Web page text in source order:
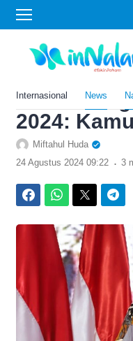
Internasional News
Home›Nasional
Tenaga
Batal
2024:
Miftahul Huda
24 Agustus 2024 09:22 . 3